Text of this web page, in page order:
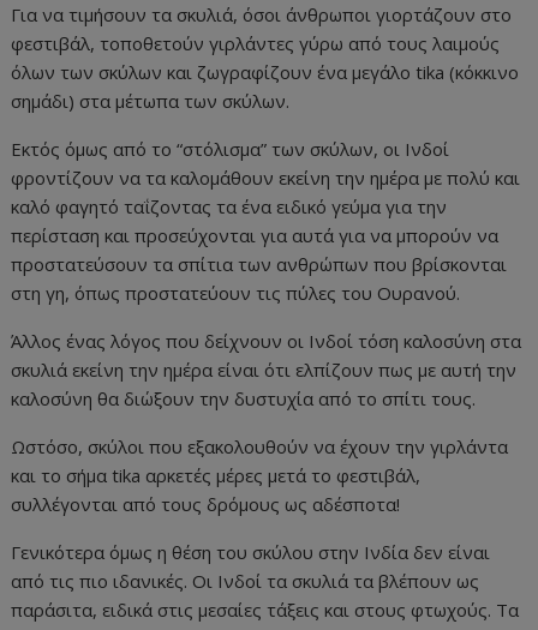
Για να τιμήσουν τα σκυλιά, όσοι άνθρωποι γιορτάζουν στο
φεστιβάλ, τοποθετούν γιρλάντες γύρω από τους λαιμούς
όλων των σκύλων και ζωγραφίζουν ένα μεγάλο tika (κόκκινο
σημάδι) στα μέτωπα των σκύλων.
Εκτός όμως από το “στόλισμα” των σκύλων, οι Ινδοί
φροντίζουν να τα καλομάθουν εκείνη την ημέρα με πολύ και
καλό φαγητό ταΐζοντας τα ένα ειδικό γεύμα για την
περίσταση και προσεύχονται για αυτά για να μπορούν να
προστατεύσουν τα σπίτια των ανθρώπων που βρίσκονται
στη γη, όπως προστατεύουν τις πύλες του Ουρανού.
Άλλος ένας λόγος που δείχνουν οι Ινδοί τόση καλοσύνη στα
σκυλιά εκείνη την ημέρα είναι ότι ελπίζουν πως με αυτή την
καλοσύνη θα διώξουν την δυστυχία από το σπίτι τους.
Ωστόσο, σκύλοι που εξακολουθούν να έχουν την γιρλάντα
και το σήμα tika αρκετές μέρες μετά το φεστιβάλ,
συλλέγονται από τους δρόμους ως αδέσποτα!
Γενικότερα όμως η θέση του σκύλου στην Ινδία δεν είναι
από τις πιο ιδανικές. Οι Ινδοί τα σκυλιά τα βλέπουν ως
παράσιτα, ειδικά στις μεσαίες τάξεις και στους φτωχούς. Τα